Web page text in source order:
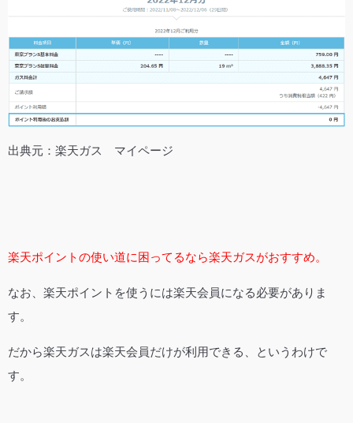
出典元：楽天ガス マイページ
楽天ポイントの使い道に困ってるなら楽天ガスがおすすめ。
なお、楽天ポイントを使うには楽天会員になる必要がありま
す。
だから楽天ガスは楽天会員だけが利用できる、というわけで
す。